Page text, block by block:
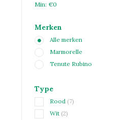
Min: €0
Merken
Alle merken
Marmorelle
Tenute Rubino
Type
Rood (7)
Wit (2)